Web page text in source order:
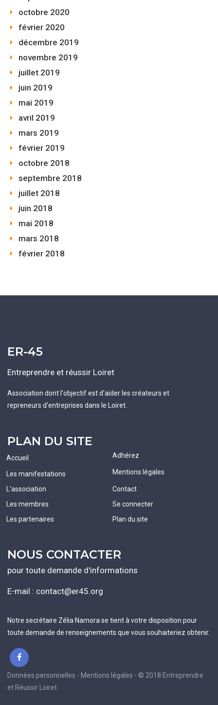
octobre 2020
février 2020
décembre 2019
novembre 2019
juillet 2019
juin 2019
mai 2019
avril 2019
mars 2019
février 2019
octobre 2018
septembre 2018
juillet 2018
juin 2018
mai 2018
mars 2018
février 2018
ER-45
Entreprendre et réussir Loiret
Association dont l'objectif est d'aider les créateurs et
repreneurs d'entreprises dans le Loiret.
PLAN DU SITE
Accueil
Les manifestations
L'association
Les membres
Les partenaires
Adhérez
Mentions légales
Contact
Se connecter
Plan du site
NOUS CONTACTER
pour toute demande d'informations
E-mail : contact@er45.org
Notre secrétaire Zélia Namora se tient à votre disposition pour
toute demande de renseignements que vous souhaiteriez obtenir.
Données personnelles - Mentions légales - © 2018 Entreprendre
et Réussir Loiret